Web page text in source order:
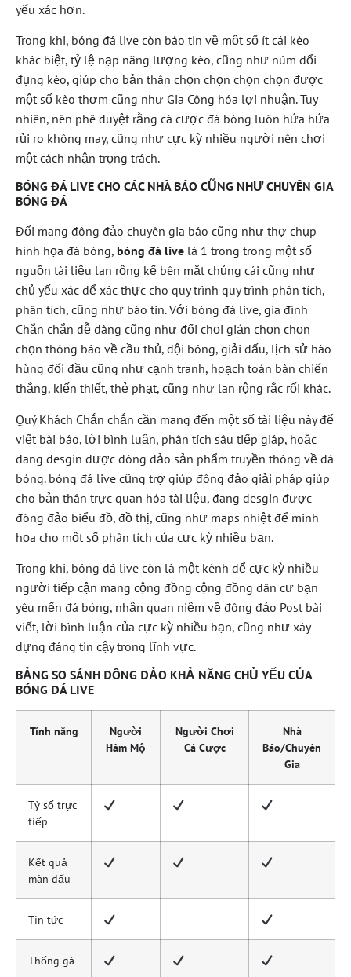
yếu xác hơn.
Trong khi, bóng đá live còn báo tin về một số ít cái kèo
khác biệt, tỷ lệ nạp năng lượng kèo, cũng như núm đổi
đụng kèo, giúp cho bản thân chọn chọn chọn chọn được
một số kèo thơm cũng như Gia Công hóa lợi nhuận. Tuy
nhiên, nên phê duyệt rằng cá cược đá bóng luôn hứa hứa
rủi ro không may, cũng như cực kỳ nhiều người nên chơi
một cách nhận trọng trách.
BÓNG ĐÁ LIVE CHO CÁC NHÀ BÁO CŨNG NHƯ CHUYÊN GIA
BÓNG ĐÁ
Đối mang đông đảo chuyên gia báo cũng như thợ chụp
hình họa đá bóng, bóng đá live là 1 trong trong một số
nguồn tài liệu lan rộng kế bên mặt chủng cái cũng như
chủ yếu xác để xác thực cho quy trình quy trình phân tích,
phân tích, cũng như báo tin. Với bóng đá live, gia đình
Chắn chắn dễ dàng cũng như đối chọi giản chọn chọn
chọn thông báo về cầu thủ, đội bóng, giải đấu, lịch sử hào
hùng đối đầu cũng như cạnh tranh, hoạch toán bàn chiến
thắng, kiến thiết, thẻ phạt, cũng như lan rộng rắc rối khác.
Quý Khách Chắn chắn cần mang đến một số tài liệu này để
viết bài báo, lời bình luận, phân tích sâu tiếp giáp, hoặc
đang desgin được đông đảo sản phẩm truyền thông về đá
bóng. bóng đá live cũng trợ giúp đông đảo giải pháp giúp
cho bản thân trực quan hóa tài liệu, đang desgin được
đông đảo biểu đồ, đồ thị, cũng như maps nhiệt để minh
họa cho một số phân tích của cực kỳ nhiều bạn.
Trong khi, bóng đá live còn là một kênh để cực kỳ nhiều
người tiếp cận mang cộng đồng cộng đồng dân cư bạn
yêu mến đá bóng, nhận quan niệm về đông đảo Post bài
viết, lời bình luận của cực kỳ nhiều bạn, cũng như xây
dựng đáng tin cậy trong lĩnh vực.
BẢNG SO SÁNH ĐÔNG ĐẢO KHẢ NĂNG CHỦ YẾU CỦA
BÓNG ĐÁ LIVE
Tính năng
Người
Hâm Mộ
Người Chơi
Cá Cược
Nhà
Báo/Chuyên
Gia
Tỷ số trực
tiếp
Kết quả
màn đấu
Tin tức
Thống gà